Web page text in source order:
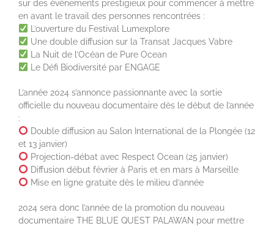
sur des événements prestigieux pour commencer à mettre
en avant le travail des personnes rencontrées :
L’ouverture du Festival Lumexplore
Une double diffusion sur la Transat Jacques Vabre
La Nuit de l’Océan de Pure Ocean
Le Défi Biodiversité par ENGAGE
L’année 2024 s’annonce passionnante avec la sortie
officielle du nouveau documentaire dès le début de l’année
:
Double diffusion au Salon International de la Plongée (12
et 13 janvier)
Projection-débat avec Respect Ocean (25 janvier)
Diffusion début février à Paris et en mars à Marseille
Mise en ligne gratuite dès le milieu d’année
2024 sera donc l’année de la promotion du nouveau
documentaire THE BLUE QUEST PALAWAN pour mettre